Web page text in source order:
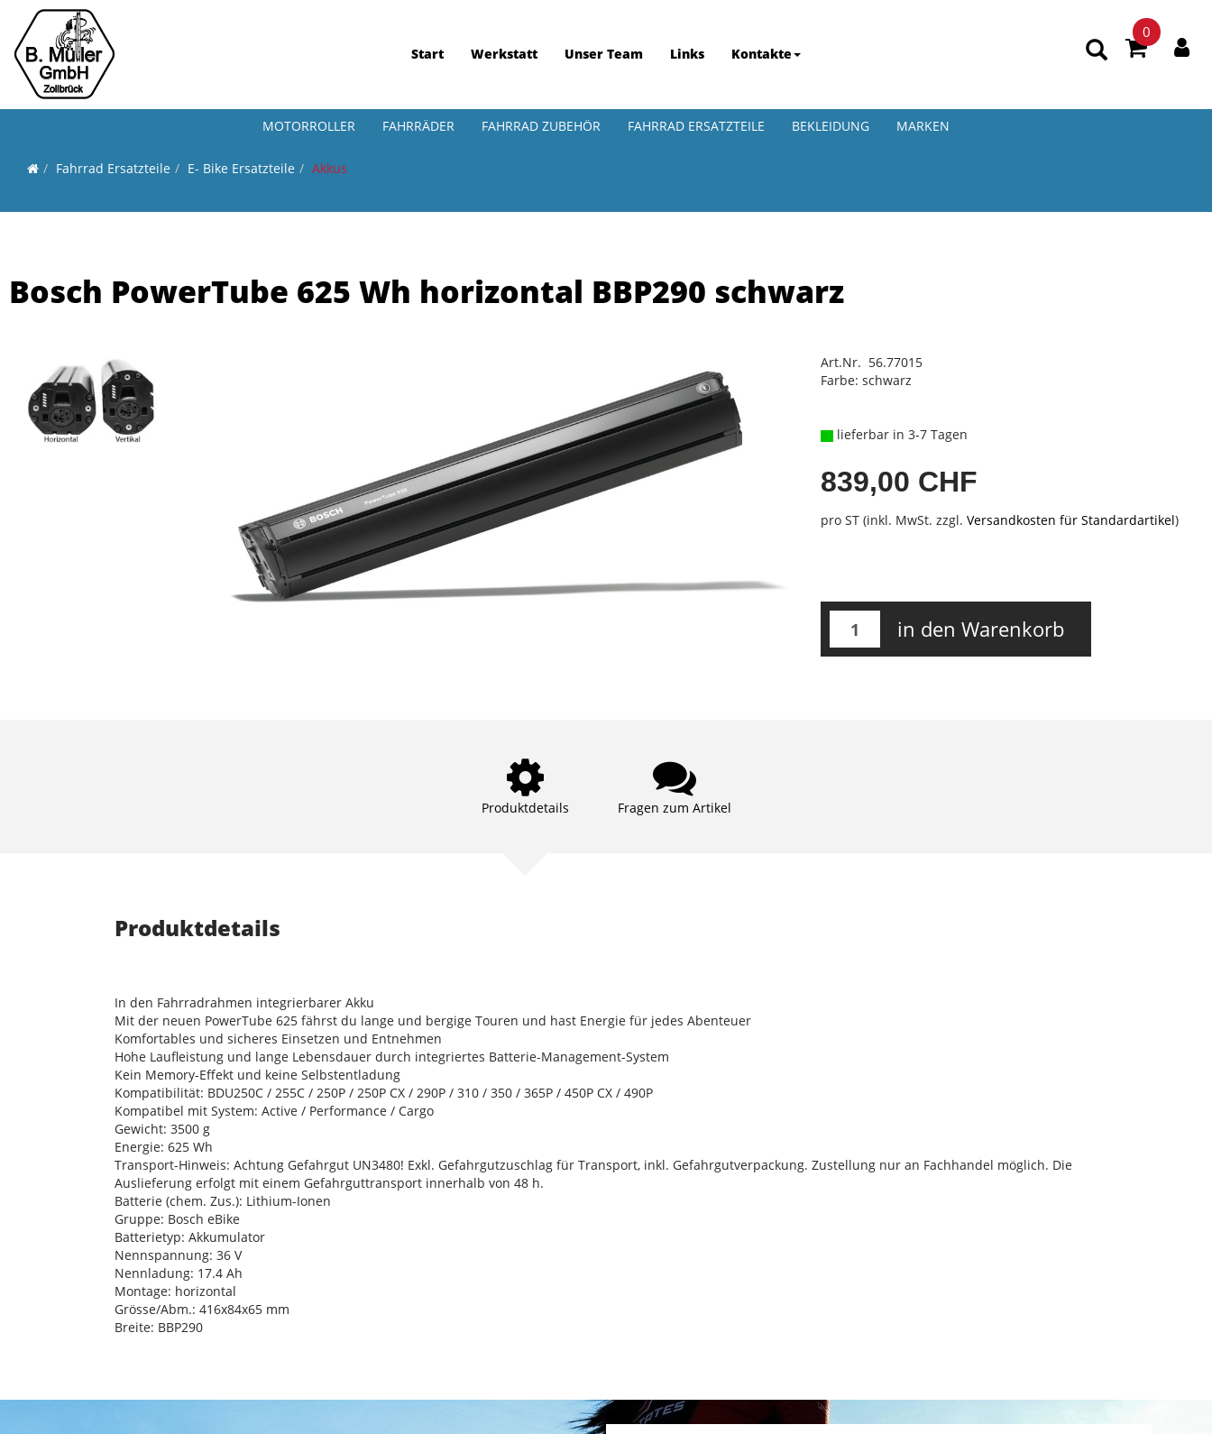
0
Start Werkstatt Unser Team Links Kontakte
MOTORROLLER FAHRRÄDER FAHRRAD ZUBEHÖR FAHRRAD ERSATZTEILE BEKLEIDUNG MARKEN
Fahrrad Ersatzteile E- Bike Ersatzteile Akkus
Bosch PowerTube 625 Wh horizontal BBP290 schwarz
Art.Nr. 56.77015
Farbe: schwarz
lieferbar in 3-7 Tagen
839,00 CHF
pro ST (inkl. MwSt. zzgl. Versandkosten für Standardartikel)
in den Warenkorb
Produktdetails Fragen zum Artikel
Produktdetails
In den Fahrradrahmen integrierbarer Akku
Mit der neuen PowerTube 625 fährst du lange und bergige Touren und hast Energie für jedes Abenteuer
Komfortables und sicheres Einsetzen und Entnehmen
Hohe Laufleistung und lange Lebensdauer durch integriertes Batterie-Management-System
Kein Memory-Effekt und keine Selbstentladung
Kompatibilität: BDU250C / 255C / 250P / 250P CX / 290P / 310 / 350 / 365P / 450P CX / 490P
Kompatibel mit System: Active / Performance / Cargo
Gewicht: 3500 g
Energie: 625 Wh
Transport-Hinweis: Achtung Gefahrgut UN3480! Exkl. Gefahrgutzuschlag für Transport, inkl. Gefahrgutverpackung. Zustellung nur an Fachhandel möglich. Die
Auslieferung erfolgt mit einem Gefahrguttransport innerhalb von 48 h.
Batterie (chem. Zus.): Lithium-Ionen
Gruppe: Bosch eBike
Batterietyp: Akkumulator
Nennspannung: 36 V
Nennladung: 17.4 Ah
Montage: horizontal
Grösse/Abm.: 416x84x65 mm
Breite: BBP290